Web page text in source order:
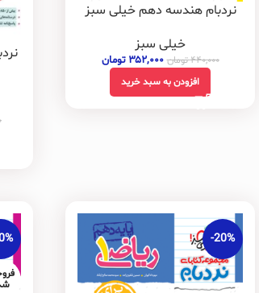
نردبام هندسه دهم خیلی سبز
خیلی سبز
۴۴۰,۰۰۰تومان ۳۵۲,۰۰۰ تومان
افزودن به سبد خرید
-20%